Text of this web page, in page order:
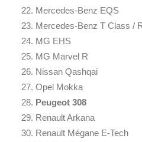
22. Mercedes-Benz EQS
23. Mercedes-Benz T Class /
24. MG EHS
25. MG Marvel R
26. Nissan Qashqai
27. Opel Mokka
28. Peugeot 308
29. Renault Arkana
30. Renault Mégane E-Tech